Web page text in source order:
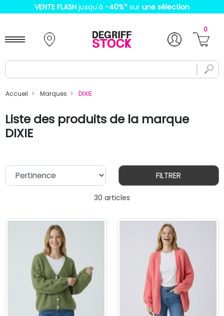
VENTE FLASH jusqu'à -40%* sur une sélection
0
Accueil Marques DIXIE
Liste des produits de la marque
DIXIE
30 articles
FILTRER